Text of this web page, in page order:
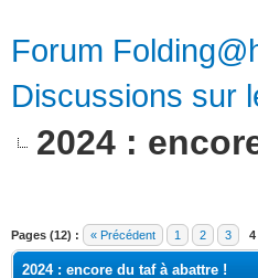
Forum
Discussions sur
2024 :
Pages (12) : « Précédent 1 2 3 4
2024 : encore du taf à abattre !